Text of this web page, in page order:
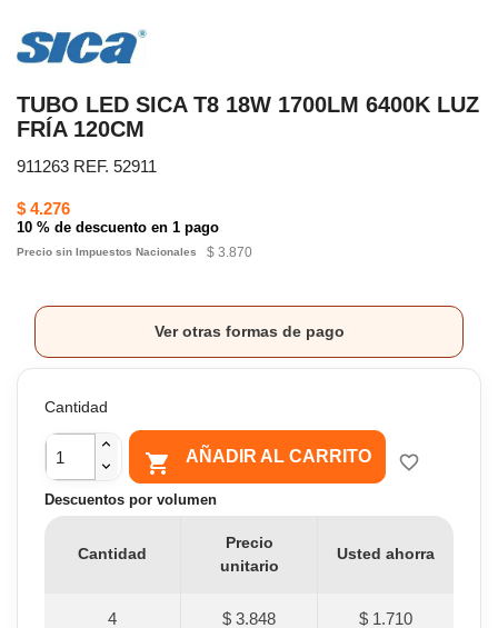
TUBO LED SICA T8 18W 1700LM 6400K LUZ
FRÍA 120CM
911263 REF. 52911
$ 4.276
10 % de descuento en 1 pago
Precio sin Impuestos Nacionales $ 3.870
Ver otras formas de pago
Cantidad
 AÑADIR AL CARRITO favorite_border
Descuentos por volumen
Cantidad
Precio
unitario
Usted ahorra
4 $ 3.848 $ 1.710